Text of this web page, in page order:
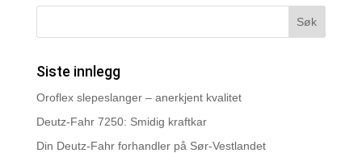
Siste innlegg
Oroflex slepeslanger – anerkjent kvalitet
Deutz-Fahr 7250: Smidig kraftkar
Din Deutz-Fahr forhandler på Sør-Vestlandet